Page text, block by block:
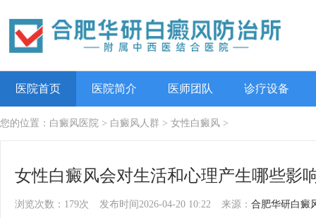
医院首页 医院简介 医师团队 诊疗设备
您的位置： 白癜风医院 > 白癜风人群 > 女性白癜风 >
女性白癜风会对生活和心理产生哪些影
浏览次数：179次 发布时间2026-04-20 10:22 来源： 合肥华研白癜